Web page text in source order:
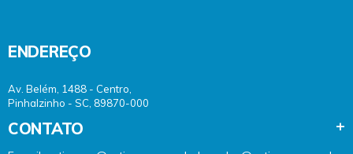
ENDEREÇO
Av. Belém, 1488 - Centro,
Pinhalzinho - SC, 89870-000
CONTATO